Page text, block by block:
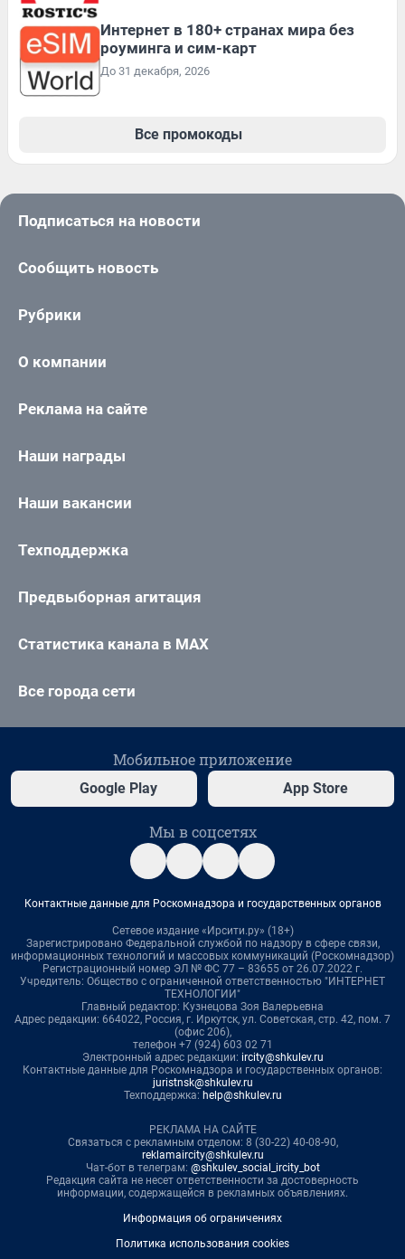
Интернет в 180+ странах мира без
роуминга и сим-карт
До 31 декабря, 2026
Все промокоды
Подписаться на новости
Сообщить новость
Рубрики
О компании
Реклама на сайте
Наши награды
Наши вакансии
Техподдержка
Предвыборная агитация
Статистика канала в MAX
Все города сети
Мобильное приложение
Google Play App Store
Мы в соцсетях
Контактные данные для Роскомнадзора и государственных органов
Сетевое издание «Ирсити.ру» (18+)
Зарегистрировано Федеральной службой по надзору в сфере связи,
информационных технологий и массовых коммуникаций (Роскомнадзор)
Регистрационный номер ЭЛ № ФС 77 – 83655 от 26.07.2022 г.
Учредитель: Общество с ограниченной ответственностью "ИНТЕРНЕТ
ТЕХНОЛОГИИ"
Главный редактор: Кузнецова Зоя Валерьевна
Адрес редакции: 664022, Россия, г. Иркутск, ул. Советская, стр. 42, пом. 7
(офис 206),
телефон +7 (924) 603 02 71
Электронный адрес редакции: ircity@shkulev.ru
Контактные данные для Роскомнадзора и государственных органов:
juristnsk@shkulev.ru
Техподдержка: help@shkulev.ru
РЕКЛАМА НА САЙТЕ
Связаться с рекламным отделом: 8 (30-22) 40-08-90,
reklamaircity@shkulev.ru
Чат-бот в телеграм: @shkulev_social_ircity_bot
Редакция сайта не несет ответственности за достоверность
информации, содержащейся в рекламных объявлениях.
Информация об ограничениях
Политика использования cookies